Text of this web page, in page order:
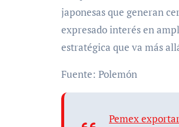
japonesas que generan
expresado interés en
estratégica que va más
Fuente: Polemón
Pemex